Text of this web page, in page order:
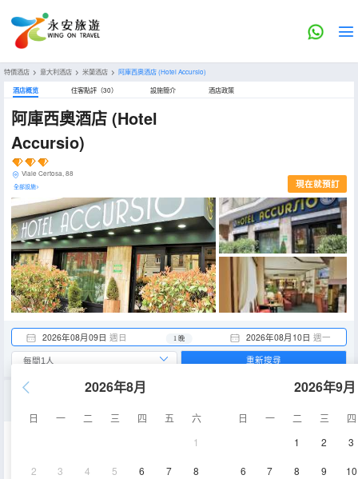
特價酒店 > 意大利酒店 > 米蘭酒店 > 阿庫西奧酒店(Hotel Accursio)
酒店概览 住客點評（30） 設施簡介 酒店政策
阿庫西奧酒店 (Hotel
Accursio)
Viale Certosa, 88
全部設施> 現在就預訂
2026年08月09日 週日 2026年08月10日 週一
1 晚
2026年8月
日 一 二 三 四 五
六
1
2 3 4 5 6 7 8
2026年9月
日 一 二 三
四
1
2 3
6 7 8 9 10
重新搜尋